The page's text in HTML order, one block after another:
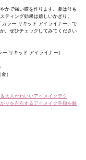
かで強い膜を作ります。夏は汗も
ティング効果は嬉しいかぎり。
ラー リキッド アイライナー」で
。ぜひチェックしてみてください
リキッド アイライナー）
）
大人かわいいアイメイクテク
りを左右するアイメイク手順を解